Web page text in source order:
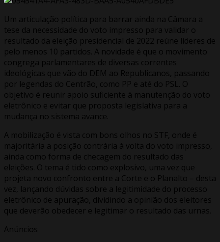
Um articulação política para barrar ainda na Câmara a
tese da necessidade do voto impresso para validar o
resultado da eleição presidencial de 2022 reúne líderes de
pelo menos 10 partidos. A novidade é que o movimento
congrega parlamentares de diversas correntes
ideológicas que vão do DEM ao Republicanos, passando
por legendas do Centrão, como PP e até do PSL. O
objetivo é reunir apoio suficiente à manutenção do voto
eletrônico e evitar que proposta legislativa para a
mudança no sistema avance.
A mobilização é vista com bons olhos no STF, onde é
majoritária a posição contrária à volta do voto impresso,
ainda como forma de checagem do resultado das
eleições. O tema é tido como explosivo, uma vez que
projeta novo confronto entre a Corte e o Planalto – desta
vez, lançando dúvidas sobre a legitimidade do processo
eletrônico de apuração, dividindo a opinião dos eleitores
que deverão obedecer e legitimar o resultado das urnas.
Anúncios